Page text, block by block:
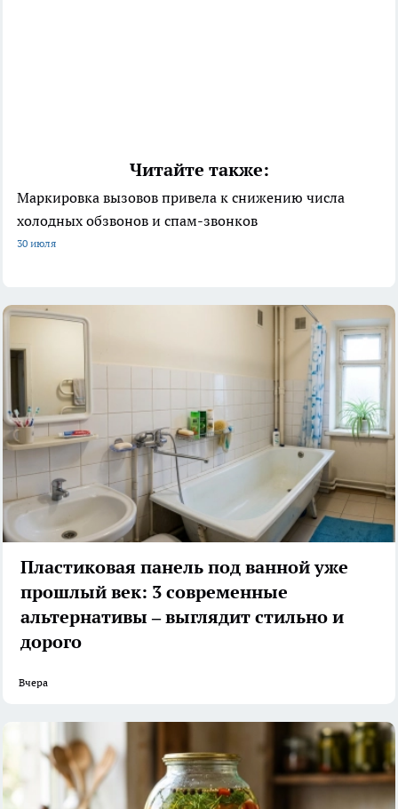
Читайте также:
Маркировка вызовов привела к снижению числа
холодных обзвонов и спам-звонков
30 июля
Пластиковая панель под ванной уже
прошлый век: 3 современные
альтернативы – выглядит стильно и
дорого
Вчера